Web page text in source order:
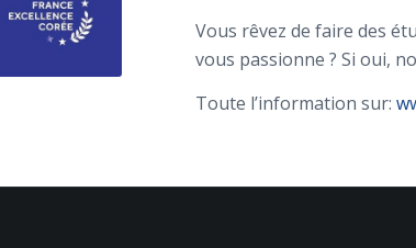
Vous rêvez de faire des
vous passionne ? Si oui,
Toute l’information sur: